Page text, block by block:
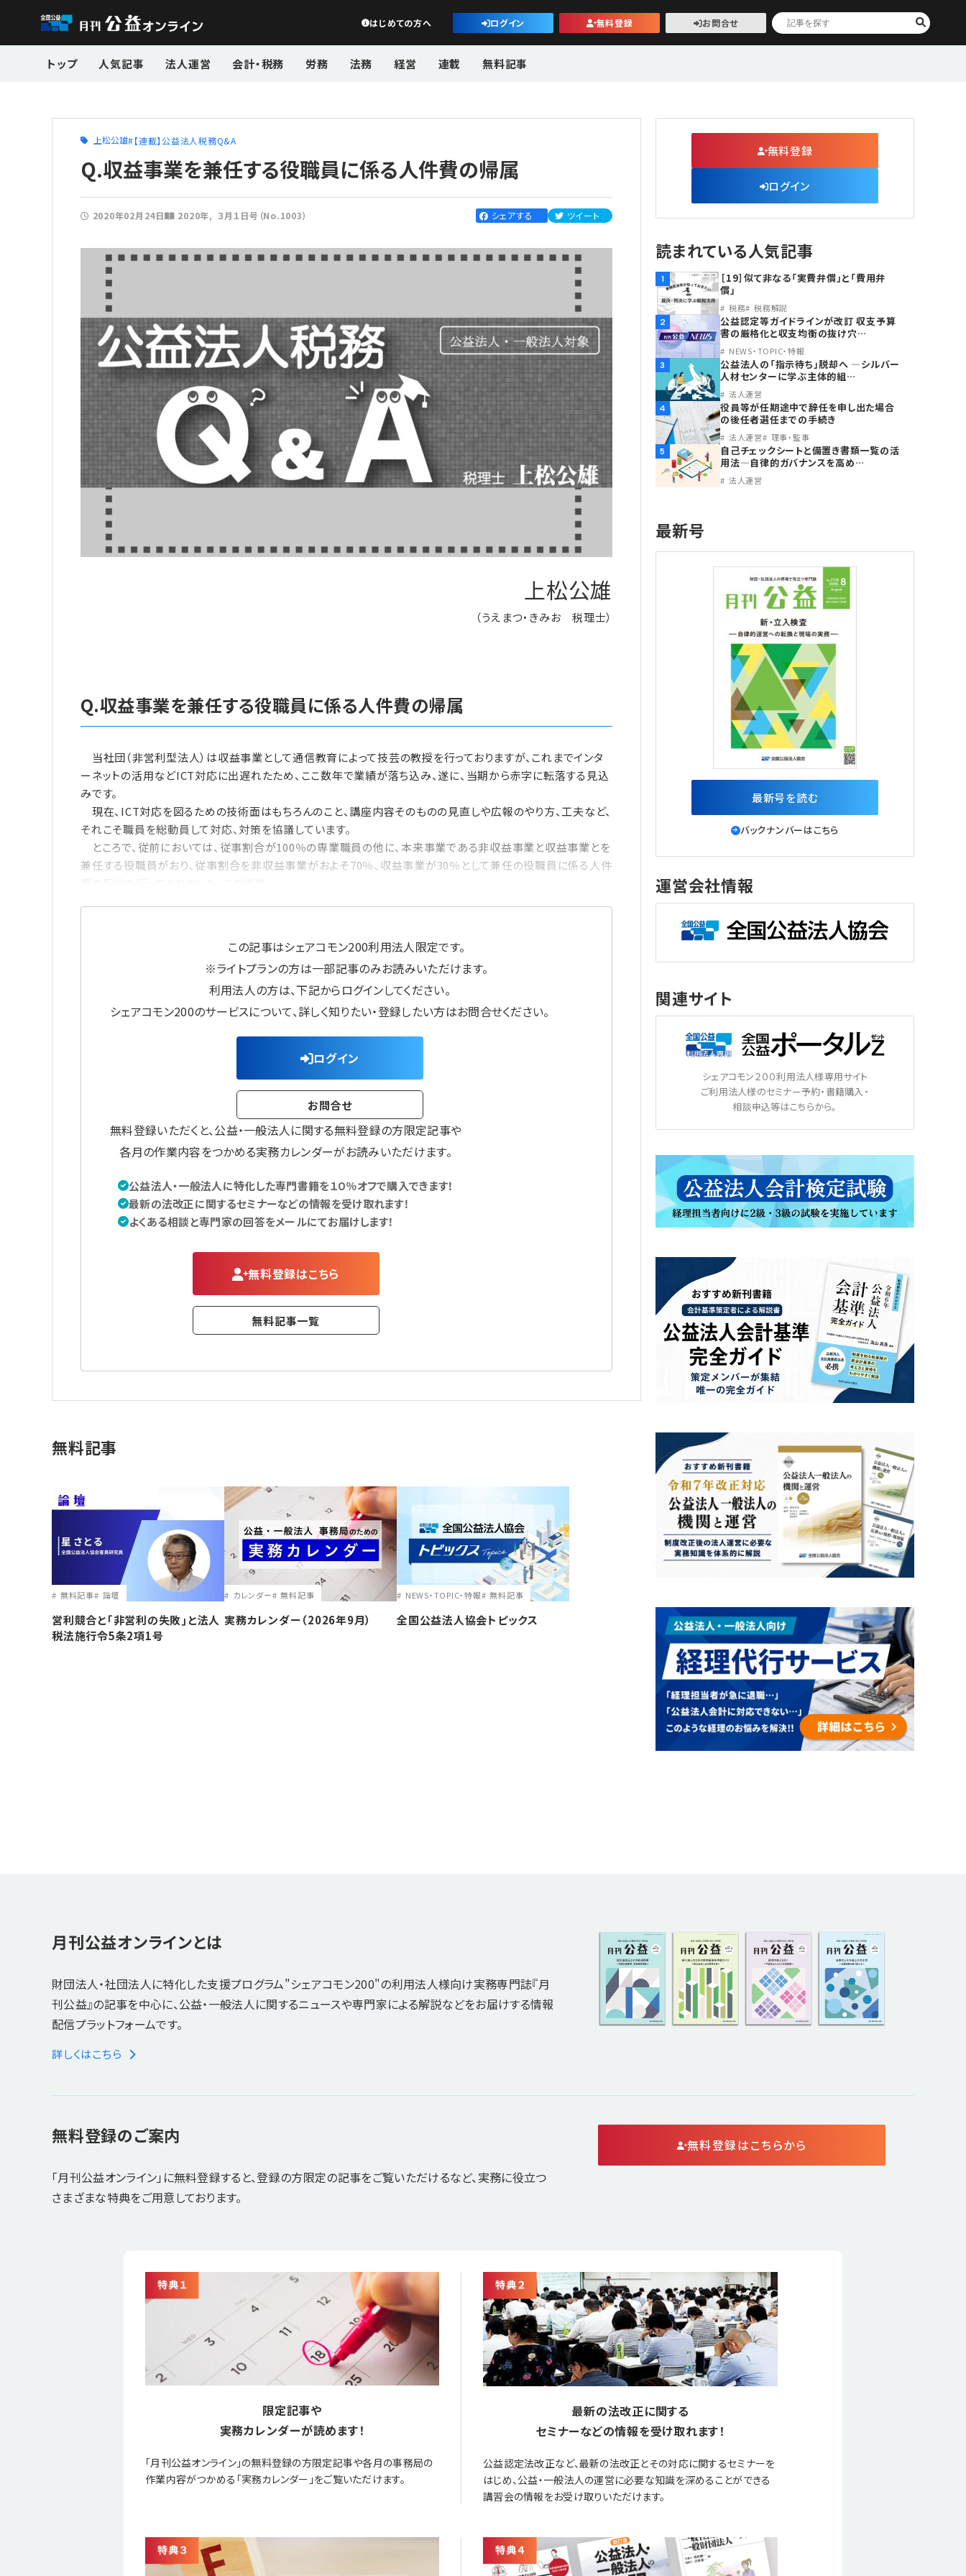
公益・一般法人オンライン
はじめての方へ ログイン 無料登録 お問合せ
トップ 人気記事 法人運営 会計・税務 労務 法務 経営 連載 無料記事
上松公雄 【連載】公益法人税務Q&A
Q.収益事業を兼任する役職員に係る人件費の帰属
2020年02月24日 2020年 ３月１日号（No.1003） シェアする ツイート
上松公雄
（うえまつ・きみお 税理士）
Q.収益事業を兼任する役職員に係る人件費の帰属
当社団（非営利型法人）は収益事業として通信教育によって技芸の教授を行っておりますが、これまでインタ
ーネットの活用などICT対応に出遅れたため、ここ数年で業績が落ち込み、遂に、当期から赤字に転落する見込
みです。
現在、ICT対応を図るための技術面はもちろんのこと、講座内容そのものの見直しや広報のやり方、工夫など、
それこそ職員を総動員して対応、対策を協議しています。
ところで、従前においては、従事割合が100％の専業職員の他に、本来事業である非収益事業と収益事業とを
兼任する役職員がおり、従事割合を非収益事業がおよそ70％、収益事業が30％として兼任の役職員に係る人件
この記事はシェアコモン200利用法人限定です。
※ライトプランの方は一部記事のみお読みいただけます。
利用法人の方は、下記からログインしてください。
シェアコモン200のサービスについて、詳しく知りたい・登録したい方はお問合せください。
ログイン
お問合せ
無料登録いただくと、公益・一般法人に関する無料登録の方限定記事や
各月の作業内容をつかめる実務カレンダーがお読みいただけます。
公益法人・一般法人に特化した専門書籍を１０％オフで購入できます！
最新の法改正に関するセミナーなどの情報を受け取れます！
よくある相談と専門家の回答をメールにてお届けします！
無料登録はこちら
無料記事一覧
無料記事
無料記事 論壇
営利競合と｢非営利の失敗｣と法人
税法施行令5条2項1号
カレンダー 無料記事
実務カレンダー（2026年9月）
NEWS・TOPIC・特報 無料記事
全国公益法人協会トピックス
無料登録
ログイン
読まれている人気記事
1
［19］似て非なる「実費弁償」と「費用弁
償」
税務 税務解説
2
公益認定等ガイドラインが改訂 収支予算
書の厳格化と収支均衡の抜け穴…
NEWS・TOPIC・特報
3
公益法人の「指示待ち」脱却へ ―シルバー
人材センターに学ぶ主体的組…
法人運営
4
役員等が任期途中で辞任を申し出た場合
の後任者選任までの手続き
法人運営 理事・監事
5
自己チェックシートと備置き書類一覧の活
用法―自律的ガバナンスを高め…
法人運営
最新号
最新号を読む
バックナンバーはこちら
運営会社情報
関連サイト
シェアコモン２００利用法人様専用サイト
ご利用法人様のセミナー予約・書籍購入・
相談申込等はこちらから。
月刊公益オンラインとは
財団法人・社団法人に特化した支援プログラム"シェアコモン200"の利用法人様向け実務専門誌『月
刊公益』の記事を中心に、公益・一般法人に関するニュースや専門家による解説などをお届けする情報
配信プラットフォームです。
詳しくはこちら
無料登録のご案内
「月刊公益オンライン」に無料登録すると、登録の方限定の記事をご覧いただけるなど、実務に役立つ
さまざまな特典をご用意しております。
無料登録はこちらから
限定記事や
実務カレンダーが読めます！
「月刊公益オンライン」の無料登録の方限定記事や各月の事務局の
作業内容がつかめる「実務カレンダー」をご覧いただけます。
最新の法改正に関する
セミナーなどの情報を受け取れます！
公益認定法改正など、最新の法改正とその対応に関するセミナーを
はじめ、公益・一般法人の運営に必要な知識を深めることができる
講習会の情報をお受け取りいただけます。